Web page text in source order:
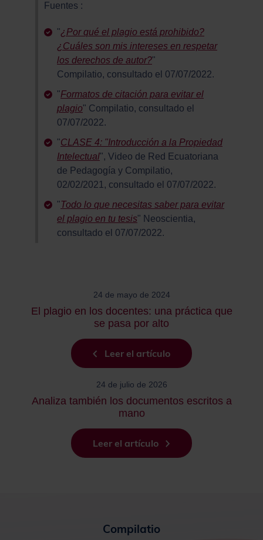
Fuentes :
"¿Por qué el plagio está prohibido?
¿Cuáles son mis intereses en respetar
los derechos de autor?"
Compilatio, consultado el 07/07/2022.
"Formatos de citación para evitar el
plagio" Compilatio, consultado el
07/07/2022.
"CLASE 4: "Introducción a la Propiedad
Intelectual", Video de Red Ecuatoriana
de Pedagogía y Compilatio,
02/02/2021, consultado el 07/07/2022.
"Todo lo que necesitas saber para evitar
el plagio en tu tesis" Neoscientia,
consultado el 07/07/2022.
24 de mayo de 2024
El plagio en los docentes: una práctica que
se pasa por alto
Leer el artículo
24 de julio de 2026
Analiza también los documentos escritos a
mano
Leer el artículo
Compilatio